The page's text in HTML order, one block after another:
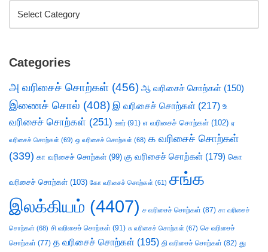
Categories
அ வரிசைச் சொற்கள் (456) ஆ வரிசைச் சொற்கள் (150)
இணைச் சொல் (408) இ வரிசைச் சொற்கள் (217) உ
வரிசைச் சொற்கள் (251) ஊர் (91) எ வரிசைச் சொற்கள் (102) ஏ
வரிசைச் சொற்கள் (69) ஒ வரிசைச் சொற்கள் (68) க வரிசைச் சொற்கள்
(339) கா வரிசைச் சொற்கள் (99) கு வரிசைச் சொற்கள் (179) கொ
வரிசைச் சொற்கள் (103) கோ வரிசைச் சொற்கள் (61) சங்க
இலக்கியம் (4407) ச வரிசைச் சொற்கள் (87) சா வரிசைச்
சொற்கள் (68) சி வரிசைச் சொற்கள் (91) சு வரிசைச் சொற்கள் (67) செ வரிசைச்
சொற்கள் (77) த வரிசைச் சொற்கள் (195) தி வரிசைச் சொற்கள் (82) து